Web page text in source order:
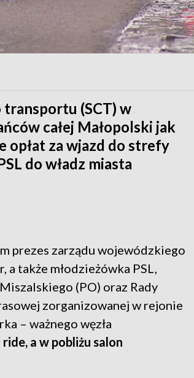
(SCT) w
całej Małopolski jak
opłat za wjazd do strefy
do władz miasta
prezes zarządu wojewódzkiego
także młodzieżówka PSL,
(PO) oraz Rady
zorganizowanej w rejonie
– ważnego węzła
a w pobliżu salon